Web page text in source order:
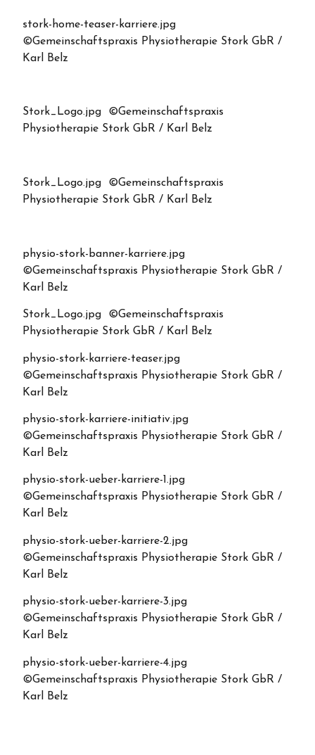
stork-home-teaser-karriere.jpg
©Gemeinschaftspraxis Physiotherapie Stork GbR /
Karl Belz
Stork_Logo.jpg ©Gemeinschaftspraxis
Physiotherapie Stork GbR / Karl Belz
Stork_Logo.jpg ©Gemeinschaftspraxis
Physiotherapie Stork GbR / Karl Belz
physio-stork-banner-karriere.jpg
©Gemeinschaftspraxis Physiotherapie Stork GbR /
Karl Belz
Stork_Logo.jpg ©Gemeinschaftspraxis
Physiotherapie Stork GbR / Karl Belz
physio-stork-karriere-teaser.jpg
©Gemeinschaftspraxis Physiotherapie Stork GbR /
Karl Belz
physio-stork-karriere-initiativ.jpg
©Gemeinschaftspraxis Physiotherapie Stork GbR /
Karl Belz
physio-stork-ueber-karriere-1.jpg
©Gemeinschaftspraxis Physiotherapie Stork GbR /
Karl Belz
physio-stork-ueber-karriere-2.jpg
©Gemeinschaftspraxis Physiotherapie Stork GbR /
Karl Belz
physio-stork-ueber-karriere-3.jpg
©Gemeinschaftspraxis Physiotherapie Stork GbR /
Karl Belz
physio-stork-ueber-karriere-4.jpg
©Gemeinschaftspraxis Physiotherapie Stork GbR /
Karl Belz